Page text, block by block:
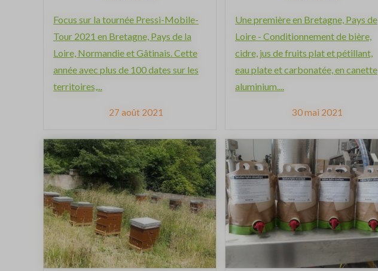
Focus sur la tournée Pressi-Mobile-
Tour 2021 en Bretagne, Pays de la
Loire, Normandie et Gâtinais. Cette
année avec plus de 100 dates sur les
territoires,...
27 août 2021
Une première en Bretagne, Pays de
Loire - Conditionnement de bière,
cidre, jus de fruits plat et pétillant,
eau plate et carbonatée, en canette
aluminium....
30 mai 2021